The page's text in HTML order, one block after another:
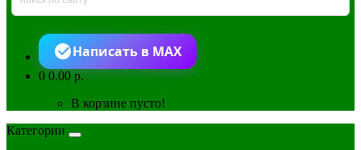
Написать в MAX
00.00 р.
В корзине пусто!
Категории